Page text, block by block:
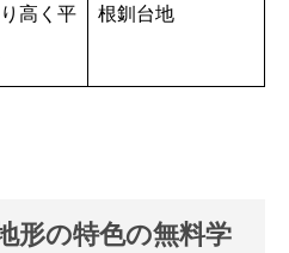
高く平
根釧台地
形の特色の無料学